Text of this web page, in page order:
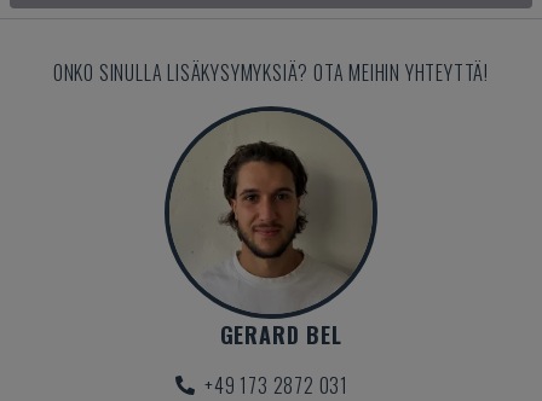
ONKO SINULLA LISÄKYSYMYKSIÄ? OTA MEIHIN YHTEYTTÄ!
GERARD BEL
+49 173 2872 031